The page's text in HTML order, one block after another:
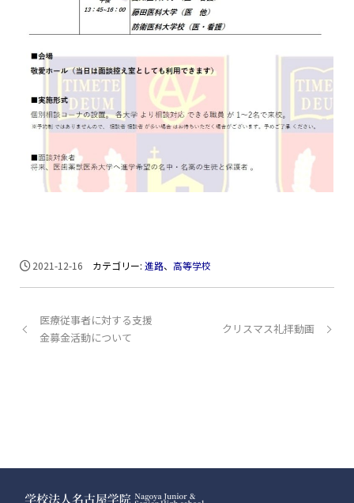
2021-12-16 カテゴリー:進路、高等学校
医療従事者に対する支援
金募金活動について
クリスマス礼拝動画